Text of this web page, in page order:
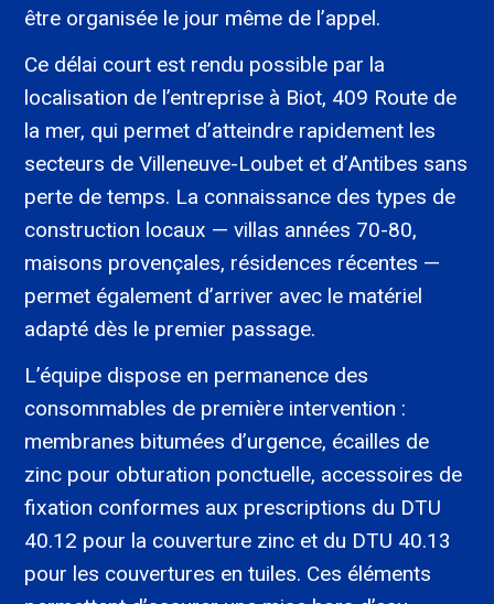
être organisée le jour même de l’appel.
Ce délai court est rendu possible par la
localisation de l’entreprise à Biot, 409 Route de
la mer, qui permet d’atteindre rapidement les
secteurs de Villeneuve-Loubet et d’Antibes sans
perte de temps. La connaissance des types de
construction locaux — villas années 70-80,
maisons provençales, résidences récentes —
permet également d’arriver avec le matériel
adapté dès le premier passage.
L’équipe dispose en permanence des
consommables de première intervention :
membranes bitumées d’urgence, écailles de
zinc pour obturation ponctuelle, accessoires de
fixation conformes aux prescriptions du DTU
40.12 pour la couverture zinc et du DTU 40.13
pour les couvertures en tuiles. Ces éléments